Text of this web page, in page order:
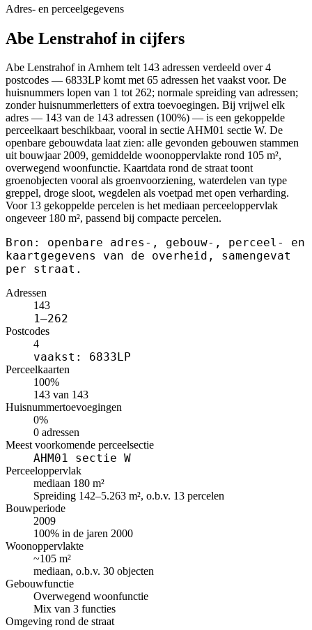
Adres- en perceelgegevens
Abe Lenstrahof in cijfers
Abe Lenstrahof in Arnhem telt 143 adressen verdeeld over 4
postcodes — 6833LP komt met 65 adressen het vaakst voor. De
huisnummers lopen van 1 tot 262; normale spreiding van adressen;
zonder huisnummerletters of extra toevoegingen. Bij vrijwel elk
adres — 143 van de 143 adressen (100%) — is een gekoppelde
perceelkaart beschikbaar, vooral in sectie AHM01 sectie W. De
openbare gebouwdata laat zien: alle gevonden gebouwen stammen
uit bouwjaar 2009, gemiddelde woonoppervlakte rond 105 m²,
overwegend woonfunctie. Kaartdata rond de straat toont
groenobjecten vooral als groenvoorziening, waterdelen van type
greppel, droge sloot, wegdelen als voetpad met open verharding.
Voor 13 gekoppelde percelen is het mediaan perceeloppervlak
ongeveer 180 m², passend bij compacte percelen.
Bron: openbare adres-, gebouw-, perceel- en
kaartgegevens van de overheid, samengevat
per straat.
Adressen
143
1–262
Postcodes
4
vaakst: 6833LP
Perceelkaarten
100%
143 van 143
Huisnummertoevoegingen
0%
0 adressen
Meest voorkomende perceelsectie
AHM01 sectie W
Perceeloppervlak
mediaan 180 m²
Spreiding 142–5.263 m², o.b.v. 13 percelen
Bouwperiode
2009
100% in de jaren 2000
Woonoppervlakte
~105 m²
mediaan, o.b.v. 30 objecten
Gebouwfunctie
Overwegend woonfunctie
Mix van 3 functies
Omgeving rond de straat